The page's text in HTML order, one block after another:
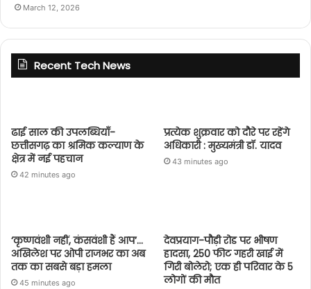
March 12, 2026
Recent Tech News
ढाई साल की उपलब्धियाँ-
छत्तीसगढ़ का श्रमिक कल्याण के
क्षेत्र में नई पहचान
42 minutes ago
प्रत्येक शुक्रवार को दौरे पर रहेंगे
अधिकारी : मुख्यमंत्री डॉ. यादव
43 minutes ago
‘कृष्णवंशी नहीं, कंसवंशी हैं आप’…
अखिलेश पर ओपी राजभर का अब
तक का सबसे बड़ा हमला
45 minutes ago
देवप्रयाग-पौड़ी रोड पर भीषण
हादसा, 250 फीट गहरी खाई में
गिरी बोलेरो; एक ही परिवार के 5
लोगों की मौत